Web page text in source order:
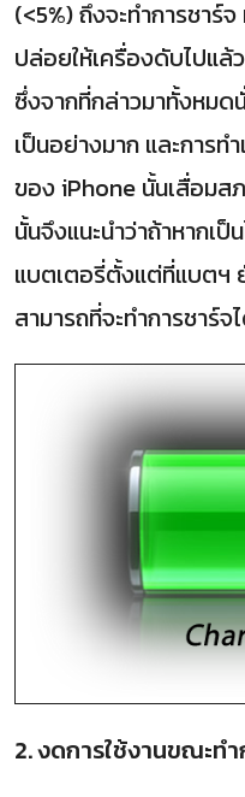
(<5%) ถึงจะทำการชาร์
ปล่อยให้เครื่องดับไปแล้
ซึ่งจากที่กล่าวมาทั้งหมด
เป็นอย่างมาก และการท
ของ iPhone นั้นเสื่อมส
นั้นจึงแนะนำว่าถ้าหากเป็
แบตเตอรี่ตั้งแต่ที่แบตฯ
สามารถที่จะทำการชาร์จ
2. งดการใช้งานขณะท